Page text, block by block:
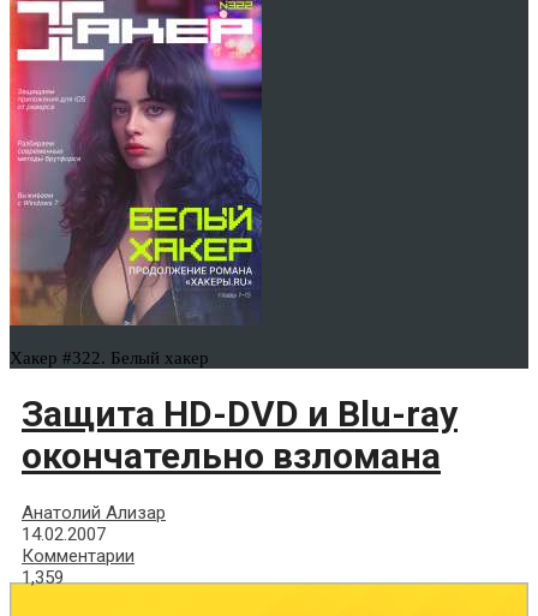
Хакер #322. Белый хакер
Защита HD-DVD и Blu-ray
окончательно взломана
Анатолий Ализар
14.02.2007
Комментарии
1,359